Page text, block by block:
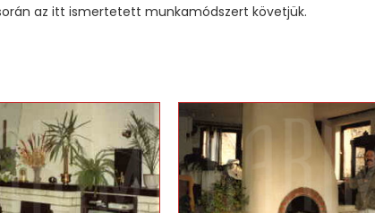
az itt ismertetett munkamódszert követjük.